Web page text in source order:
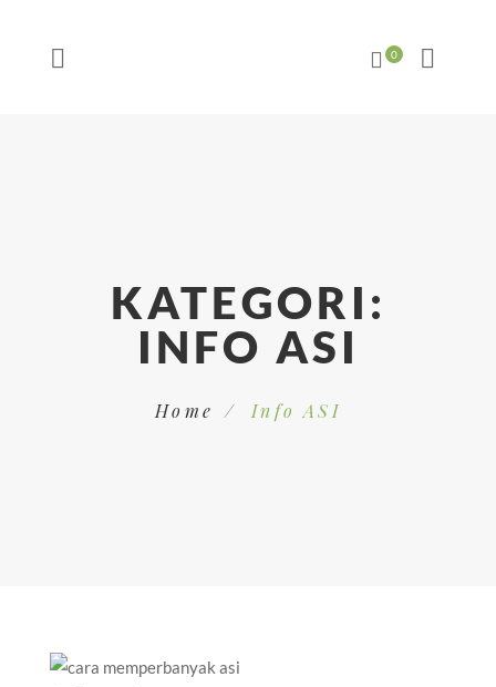
KATEGORI:
INFO ASI
Home Info ASI